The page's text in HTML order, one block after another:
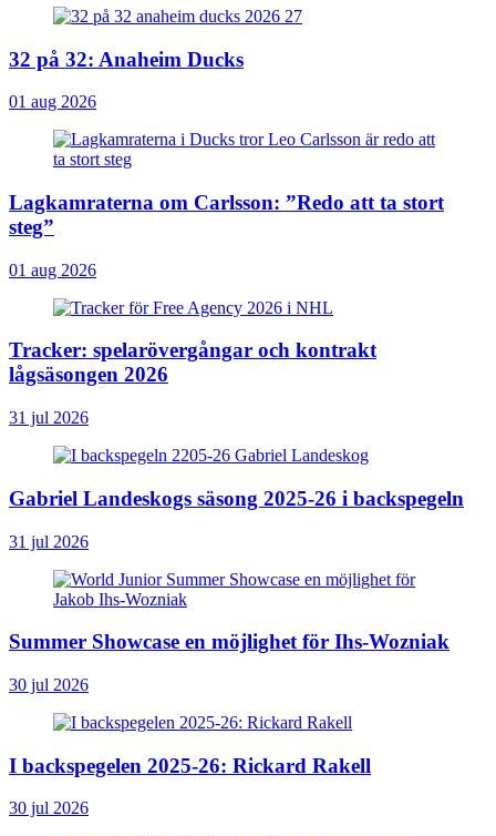
32 på 32: Anaheim Ducks
01 aug 2026
Lagkamraterna om Carlsson: ”Redo att ta stort
steg”
01 aug 2026
Tracker: spelarövergångar och kontrakt
lågsäsongen 2026
31 jul 2026
Gabriel Landeskogs säsong 2025-26 i backspegeln
31 jul 2026
Summer Showcase en möjlighet för Ihs-Wozniak
30 jul 2026
I backspegelen 2025-26: Rickard Rakell
30 jul 2026